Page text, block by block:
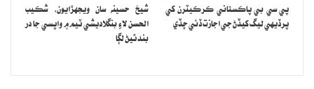
پي سي بي پاڪستاني ڪرڪيٽرن کي
پرڏيهي ليگ کيڏڻ جي اجازت ڏئي ڇڏي
شيخ حسينه سان ويجهڙايون، شڪيب
الحسن لاءِ بنگلاديشي ٽيم ۾ واپسي جا در
بند ٿيڻ لڳا